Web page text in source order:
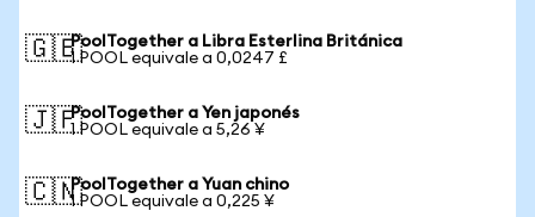
🇬🇧PoolTogether a Libra Esterlina Británica
1 POOL equivale a 0,0247 £
🇯🇵PoolTogether a Yen japonés
1 POOL equivale a 5,26 ¥
🇨🇳PoolTogether a Yuan chino
1 POOL equivale a 0,225 ¥